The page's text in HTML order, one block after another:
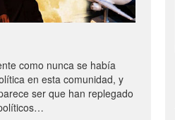
como nunca se había
en esta comunidad, y
ser que han replegado